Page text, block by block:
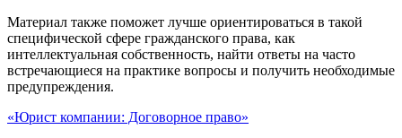
Материал также поможет лучше ориентироваться в такой
специфической сфере гражданского права, как
интеллектуальная собственность, найти ответы на часто
встречающиеся на практике вопросы и получить необходимые
предупреждения.
«Юрист компании: Договорное право»